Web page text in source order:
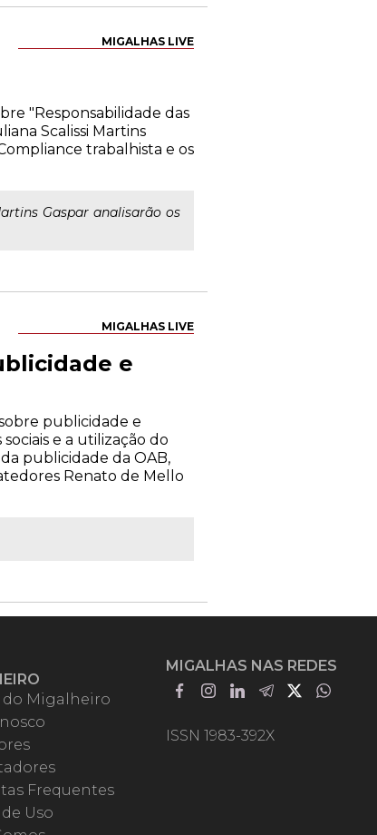
MIGALHAS LIVE
"Responsabilidade das
Scalissi Martins
trabalhista e os
Gaspar analisarão os
MIGALHAS LIVE
e
publicidade e
e a utilização do
publicidade da OAB,
Renato de Mello
do Migalheiro
Frequentes
Uso
MIGALHAS NAS REDES
ISSN 1983-392X